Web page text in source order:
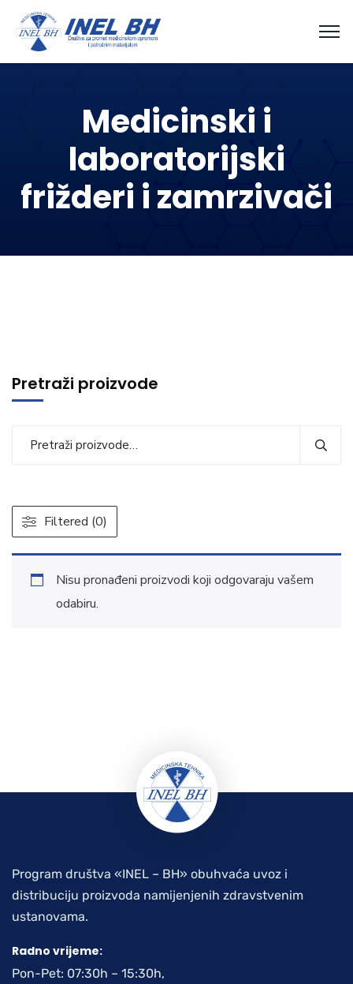
Medicinski i
laboratorijski
frižderi i zamrzivači
Nisu pronađeni proizvodi koji odgovaraju vašem
odabiru.
Pretraži proizvode
Filtered (0)
Program društva «INEL – BH» obuhvaća uvoz i
distribuciju proizvoda namijenjenih zdravstvenim
ustanovama.
Radno vrijeme:
Pon-Pet: 07:30h – 15:30h,